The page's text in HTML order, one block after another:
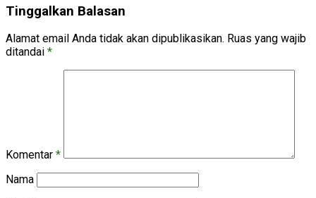
Tinggalkan Balasan
Alamat email Anda tidak akan dipublikasikan. Ruas yang wajib
ditandai *
Komentar *
Nama